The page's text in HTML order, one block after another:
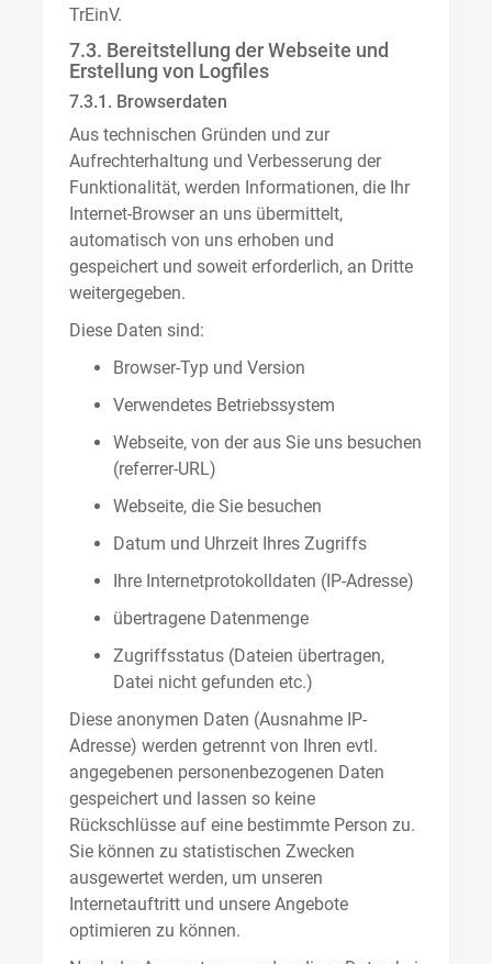
TrEinV.
7.3. Bereitstellung der Webseite und
Erstellung von Logfiles
7.3.1. Browserdaten
Aus technischen Gründen und zur
Aufrechterhaltung und Verbesserung der
Funktionalität, werden Informationen, die Ihr
Internet-Browser an uns übermittelt,
automatisch von uns erhoben und
gespeichert und soweit erforderlich, an Dritte
weitergegeben.
Diese Daten sind:
Browser-Typ und Version
Verwendetes Betriebssystem
Webseite, von der aus Sie uns besuchen
(referrer-URL)
Webseite, die Sie besuchen
Datum und Uhrzeit Ihres Zugriffs
Ihre Internetprotokolldaten (IP-Adresse)
übertragene Datenmenge
Zugriffsstatus (Dateien übertragen,
Datei nicht gefunden etc.)
Diese anonymen Daten (Ausnahme IP-
Adresse) werden getrennt von Ihren evtl.
angegebenen personenbezogenen Daten
gespeichert und lassen so keine
Rückschlüsse auf eine bestimmte Person zu.
Sie können zu statistischen Zwecken
ausgewertet werden, um unseren
Internetauftritt und unsere Angebote
optimieren zu können.